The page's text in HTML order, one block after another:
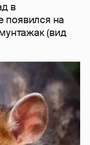
в
появился на
(вид